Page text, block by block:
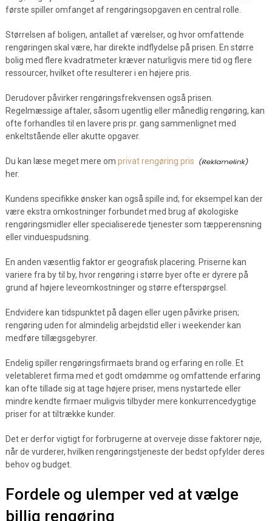
første spiller omfanget af rengøringsopgaven en central rolle.
Størrelsen af boligen, antallet af værelser, og hvor omfattende
rengøringen skal være, har direkte indflydelse på prisen. En større
bolig med flere kvadratmeter kræver naturligvis mere tid og flere
ressourcer, hvilket ofte resulterer i en højere pris.
Derudover påvirker rengøringsfrekvensen også prisen.
Regelmæssige aftaler, såsom ugentlig eller månedlig rengøring, kan
ofte forhandles til en lavere pris pr. gang sammenlignet med
enkeltstående eller akutte opgaver.
Du kan læse meget mere om privat rengøring pris
her.
Kundens specifikke ønsker kan også spille ind; for eksempel kan der
være ekstra omkostninger forbundet med brug af økologiske
rengøringsmidler eller specialiserede tjenester som tæpperensning
eller vinduespudsning.
En anden væsentlig faktor er geografisk placering. Priserne kan
variere fra by til by, hvor rengøring i større byer ofte er dyrere på
grund af højere leveomkostninger og større efterspørgsel.
Endvidere kan tidspunktet på dagen eller ugen påvirke prisen;
rengøring uden for almindelig arbejdstid eller i weekender kan
medføre tillægsgebyrer.
Endelig spiller rengøringsfirmaets brand og erfaring en rolle. Et
veletableret firma med et godt omdømme og omfattende erfaring
kan ofte tillade sig at tage højere priser, mens nystartede eller
mindre kendte firmaer muligvis tilbyder mere konkurrencedygtige
priser for at tiltrække kunder.
Det er derfor vigtigt for forbrugerne at overveje disse faktorer nøje,
når de vurderer, hvilken rengøringstjeneste der bedst opfylder deres
behov og budget.
Fordele og ulemper ved at vælge
billig rengøring